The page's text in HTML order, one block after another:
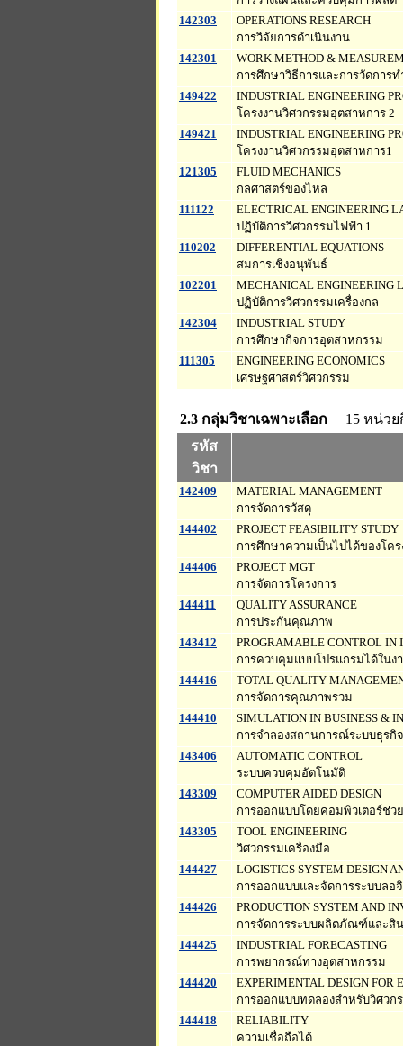
142303
OPERATIONS RESEARCH
การวิจัยการดำเนินงาน
142301
WORK METHOD &
การศึกษาวิธีการและการวัดการท
149422
INDUSTRIAL ENGINEERING
โครงงานวิศวกรรมอุตสาหการ 2
149421
INDUSTRIAL ENGINEERING
โครงงานวิศวกรรมอุตสาหการ1
121305
FLUID MECHANICS
กลศาสตร์ของไหล
111122
ELECTRICAL ENGINEERING
ปฏิบัติการวิศวกรรมไฟฟ้า 1
110202
DIFFERENTIAL EQUATIONS
สมการเชิงอนุพันธ์
102201
MECHANICAL ENGINEERING
ปฏิบัติการวิศวกรรมเครื่องกล
142304
INDUSTRIAL STUDY
การศึกษากิจการอุตสาหกรรม
111305
ENGINEERING ECONOMICS
เศรษฐศาสตร์วิศวกรรม
2.3 กลุ่มวิชาเฉพาะเลือก
15 หน่วย
รหัส
วิชา
142409
MATERIAL MANAGEMENT
การจัดการวัสดุ
144402
PROJECT FEASIBILITY STUDY
การศึกษาความเป็นไปได้ของโคร
144406
PROJECT MGT
การจัดการโครงการ
144411
QUALITY ASSURANCE
การประกันคุณภาพ
143412
PROGRAMABLE CONTROL IN
การควบคุมแบบโปรแกรมได้ในง
144416
TOTAL QUALITY
การจัดการคุณภาพรวม
144410
SIMULATION IN BUSINESS &
การจำลองสถานการณ์ระบบธุรกิ
143406
AUTOMATIC CONTROL
ระบบควบคุมอัตโนมัติ
143309
COMPUTER AIDED DESIGN
การออกแบบโดยคอมพิวเตอร์ช่วย
143305
TOOL ENGINEERING
วิศวกรรมเครื่องมือ
144427
LOGISTICS SYSTEM DESIGN
การออกแบบและจัดการระบบลอ
144426
PRODUCTION SYSTEM AND
การจัดการระบบผลิตภัณฑ์และสิ
144425
INDUSTRIAL FORECASTING
การพยากรณ์ทางอุตสาหกรรม
144420
EXPERIMENTAL DESIGN FOR
การออกแบบทดลองสำหรับวิศวกร
144418
RELIABILITY
ความเชื่อถือได้